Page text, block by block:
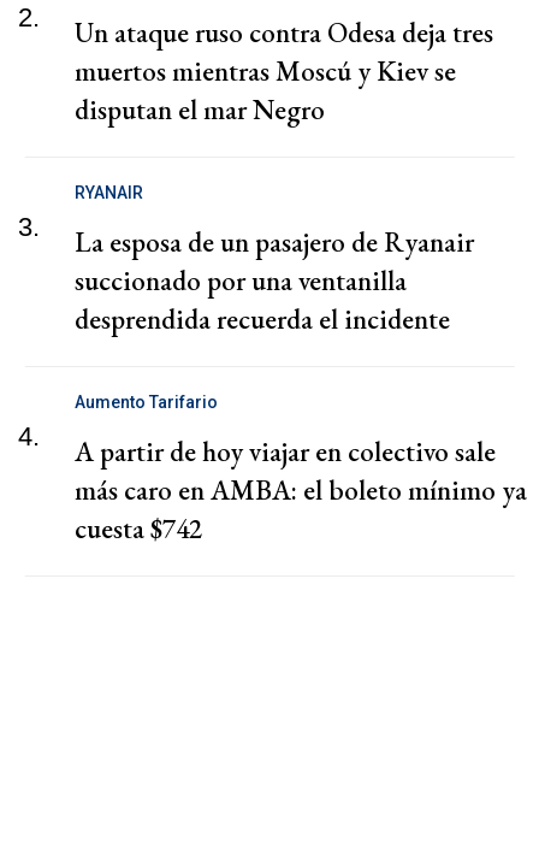
2.
Un ataque ruso contra Odesa deja tres
muertos mientras Moscú y Kiev se
disputan el mar Negro
3.
RYANAIR
La esposa de un pasajero de Ryanair
succionado por una ventanilla
desprendida recuerda el incidente
4.
Aumento Tarifario
A partir de hoy viajar en colectivo sale
más caro en AMBA: el boleto mínimo ya
cuesta $742